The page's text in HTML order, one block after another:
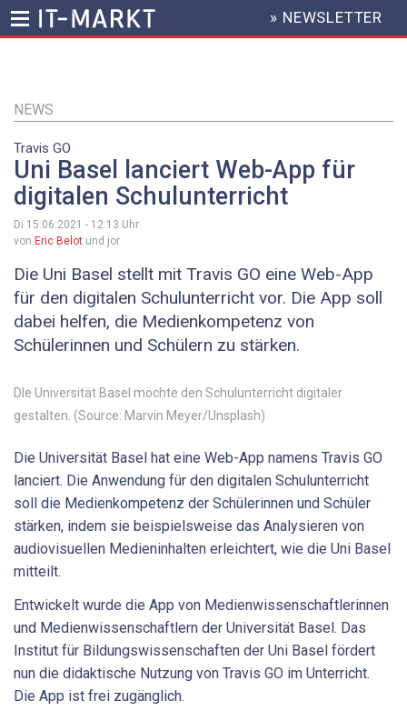
Inhalt
HEADER
MENU
» NEWSLETTER
NEWS
Travis GO
Uni Basel lanciert Web-App für
digitalen Schulunterricht
Di 15.06.2021 - 12:13 Uhr
von Eric Belot und jor
Die Uni Basel stellt mit Travis GO eine Web-App
für den digitalen Schulunterricht vor. Die App soll
dabei helfen, die Medienkompetenz von
Schülerinnen und Schülern zu stärken.
DIe Universität Basel möchte den Schulunterricht digitaler
gestalten. (Source: Marvin Meyer/Unsplash)
Die Universität Basel hat eine Web-App namens Travis GO
lanciert. Die Anwendung für den digitalen Schulunterricht
soll die Medienkompetenz der Schülerinnen und Schüler
stärken, indem sie beispielsweise das Analysieren von
audiovisuellen Medieninhalten erleichtert, wie die Uni Basel
mitteilt.
Entwickelt wurde die App von Medienwissenschaftlerinnen
und Medienwissenschaftlern der Universität Basel. Das
Institut für Bildungswissenschaften der Uni Basel fördert
nun die didaktische Nutzung von Travis GO im Unterricht.
Die App ist frei zugänglich.